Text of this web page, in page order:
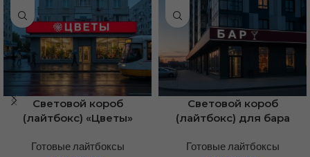
Световой короб
(лайтбокс) «Цветы»
Готовые лайтбоксы
Световой короб
(лайтбокс) для бара
Готовые лайтбоксы